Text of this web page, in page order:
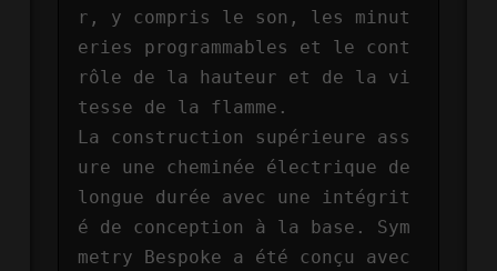
r, y compris le son, les minut
eries programmables et le cont
rôle de la hauteur et de la vi
tesse de la flamme.
La construction supérieure ass
ure une cheminée électrique de
longue durée avec une intégrit
é de conception à la base. Sym
metry Bespoke a été conçu avec